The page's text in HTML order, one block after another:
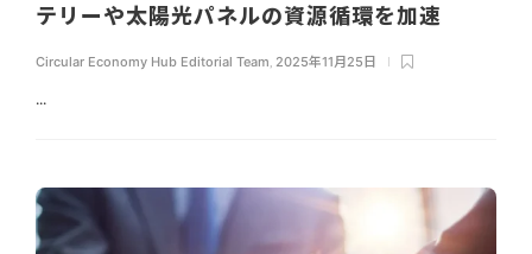
テリーや太陽光パネルの資源循環を加速
Circular Economy Hub Editorial Team 2025年11月25日
...